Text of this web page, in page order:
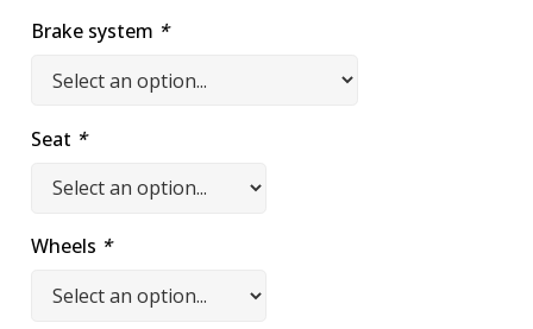
Brake system *
Seat *
Wheels *